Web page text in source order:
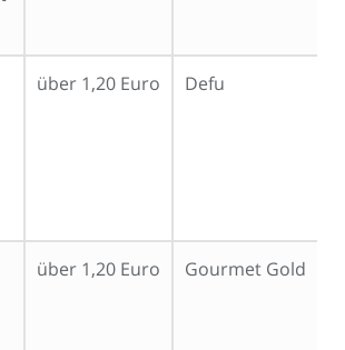
über 1,20 Euro Defu
über 1,20 Euro Gourmet Gold